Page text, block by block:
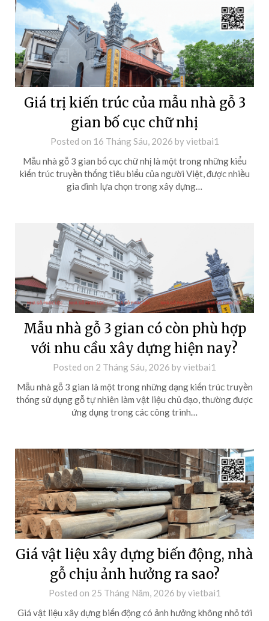
Giá trị kiến trúc của mẫu nhà gỗ 3
gian bố cục chữ nhị
Posted on 16 Tháng Sáu, 2026 byvietbai1
Mẫu nhà gỗ 3 gian bố cục chữ nhị là một trong những kiểu
kiến trúc truyền thống tiêu biểu của người Việt, được nhiều
gia đình lựa chọn trong xây dựng…
Mẫu nhà gỗ 3 gian có còn phù hợp
với nhu cầu xây dựng hiện nay?
Posted on 2 Tháng Sáu, 2026 byvietbai1
Mẫu nhà gỗ 3 gian là một trong những dạng kiến trúc truyền
thống sử dụng gỗ tự nhiên làm vật liệu chủ đạo, thường được
ứng dụng trong các công trình…
Giá vật liệu xây dựng biến động, nhà
gỗ chịu ảnh hưởng ra sao?
Posted on 25 Tháng Năm, 2026 byvietbai1
Giá vật liệu xây dựng biến động có ảnh hưởng không nhỏ tới